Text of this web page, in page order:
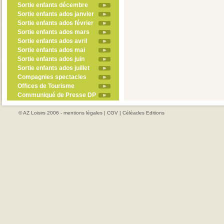
Sortie enfants décembre
Sortie enfants ados janvier
Sortie enfants ados février
Sortie enfants ados mars
Sortie enfants ados avril
Sortie enfants ados mai
Sortie enfants ados juin
Sortie enfants ados juillet
Compagnies spectacles
Offices de Tourisme
Communiqué de Presse DP
© AZ Loisirs 2006 - mentions légales | CGV | Céléades Editions